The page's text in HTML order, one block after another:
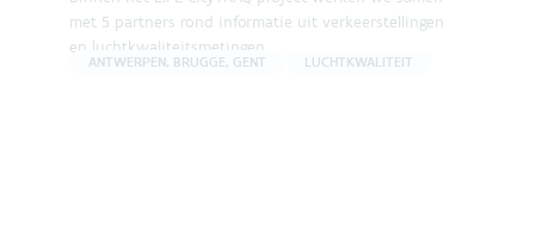
met 5 partners rond informatie uit verkeerstellingen
en luchtkwaliteitsmetingen.
ANTWERPEN, BRUGGE, GENT LUCHTKWALITEIT